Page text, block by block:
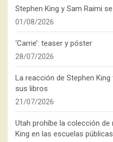
Stephen King y Sam Raimi
01/08/2026
‘Carrie’: teaser y póster
28/07/2026
La reacción de Stephen
sus libros
21/07/2026
Utah prohíbe la colección
King en las escuelas públicas